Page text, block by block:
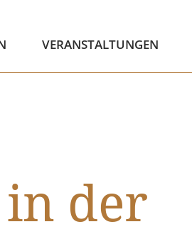
VERANSTALTUNGEN
der